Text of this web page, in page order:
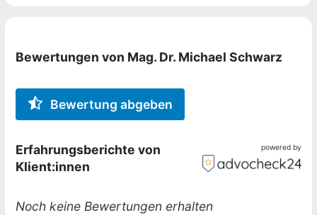
Bewertungen von Mag. Dr. Michael Schwarz
Bewertung abgeben
Erfahrungsberichte von
Klient:innen
powered by
Noch keine Bewertungen erhalten